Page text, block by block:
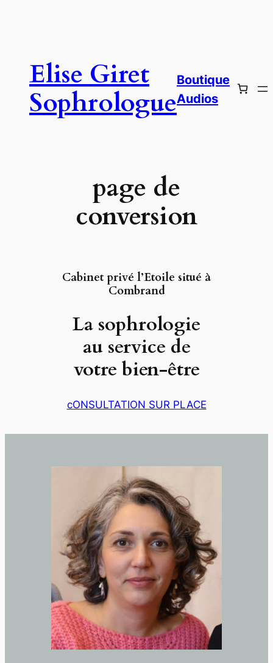
Elise Giret
Sophrologue
Boutique
Audios
page de
conversion
Cabinet privé l’Etoile situé à
Combrand
La sophrologie
au service de
votre bien-être
cONSULTATION SUR PLACE